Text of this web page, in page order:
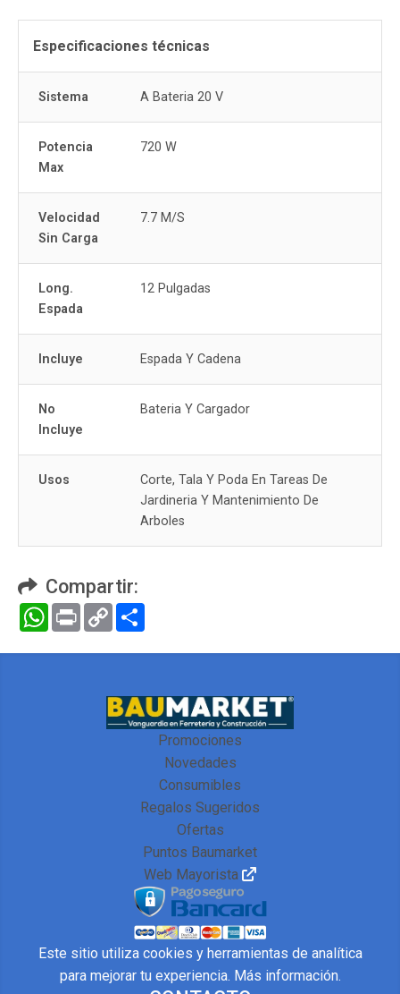
Especificaciones técnicas
Sistema A Bateria 20 V
Potencia
Max
720 W
Velocidad
Sin Carga
7.7 M/S
Long.
Espada
12 Pulgadas
Incluye Espada Y Cadena
No
Incluye
Bateria Y Cargador
Usos
Corte, Tala Y Poda En Tareas De
Jardineria Y Mantenimiento De
Arboles
Compartir:
WhatsApp
Print Copy
Link
Promociones
Novedades
Consumibles
Regalos Sugeridos
Ofertas
Puntos Baumarket
Web Mayorista
Este sitio utiliza cookies y herramientas de analítica
para mejorar tu experiencia. Más información.